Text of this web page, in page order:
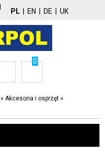
PL EN DE UK
0
»Akcesoria i osprzęt »